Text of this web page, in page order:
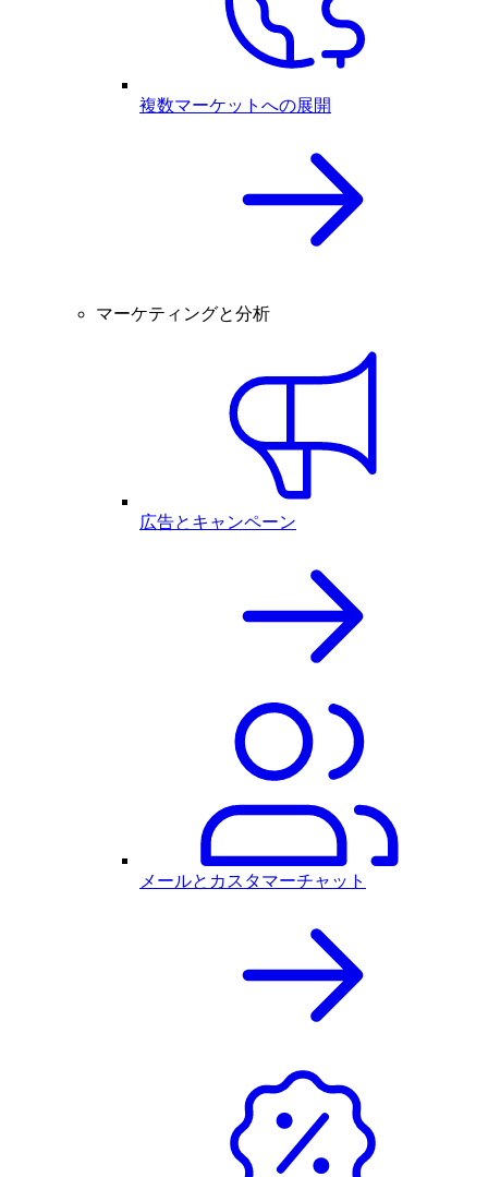
複数マーケットへの展開
マーケティングと分析
広告とキャンペーン
メールとカスタマーチャット